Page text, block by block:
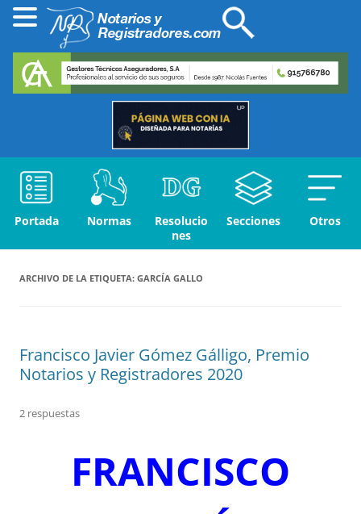
Portada Normas
Resolucio
nes
Secciones Otros
ARCHIVO DE LA ETIQUETA: GARCÍA GALLO
Francisco Javier Gómez Gálligo, Premio
Notarios y Registradores 2020
2 respuestas
FRANCISCO